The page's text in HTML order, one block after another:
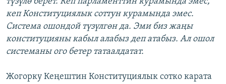
кеп Конституциялык соттун курамында эмес.
Система ошондой түзүлгөн да. Эми биз жаңы
конституцияны кабыл алабыз деп атабыз. Ал ошол
системаны ого бетер татаалдатат.
Жогорку Кеңештин Конституциялык сотко карата